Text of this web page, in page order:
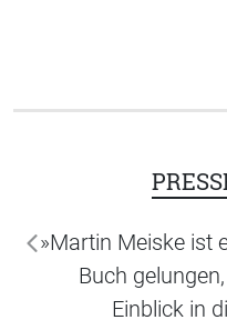
»Martin Meiske ist
Buch
Einblick in
zurück